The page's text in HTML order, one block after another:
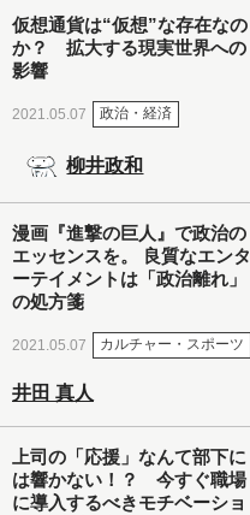
仮想通貨は“仮想”な存在なの
か？ 拡大する現実世界への
影響
2021.05.07 政治・経済
柳井政和
漫画『進撃の巨人』で政治の
エッセンスを。 良質なエンタ
ーテイメントは「政治離れ」
の処方箋
2021.05.07 カルチャー・スポーツ
井田 真人
上司の「応援」なんて部下に
は響かない！？ 今すぐ職場
に導入するべきモチベーショ